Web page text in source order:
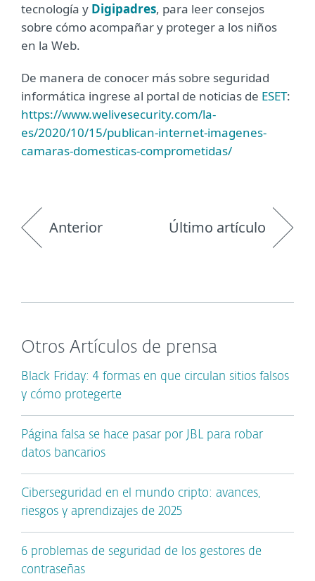
tecnología y Digipadres, para leer consejos
sobre cómo acompañar y proteger a los niños
en la Web.
De manera de conocer más sobre seguridad
informática ingrese al portal de noticias de ESET:
https://www.welivesecurity.com/la-
es/2020/10/15/publican-internet-imagenes-
camaras-domesticas-comprometidas/
Anterior Último artículo
Otros Artículos de prensa
Black Friday: 4 formas en que circulan sitios falsos
y cómo protegerte
Página falsa se hace pasar por JBL para robar
datos bancarios
Ciberseguridad en el mundo cripto: avances,
riesgos y aprendizajes de 2025
6 problemas de seguridad de los gestores de
contraseñas